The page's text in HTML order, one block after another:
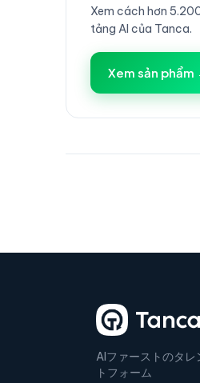
Xem cách hơn
tảng AI của Tanca.
Xem sản phẩm
AIファーストのタ
トフォーム